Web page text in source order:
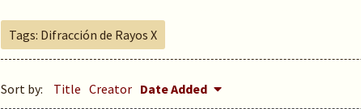
Tags: Difracción de Rayos X
Sort by: Title Creator Date Added